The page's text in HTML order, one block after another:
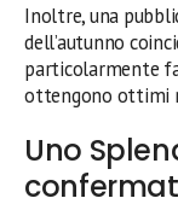
Inoltre, una
dell’autunno
particolarmente
ottengono ottimi
Uno